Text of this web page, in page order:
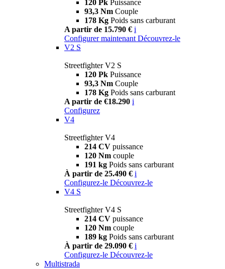
120 Pk Puissance
93,3 Nm Couple
178 Kg Poids sans carburant
A partir de 15.790 € i
Configurer maintenant Découvrez-le
V2 S
Streetfighter V2 S
120 Pk Puissance
93,3 Nm Couple
178 Kg Poids sans carburant
A partir de €18.290 i
Configurez
V4
Streetfighter V4
214 CV puissance
120 Nm couple
191 kg Poids sans carburant
À partir de 25.490 € i
Configurez-le Découvrez-le
V4 S
Streetfighter V4 S
214 CV puissance
120 Nm couple
189 kg Poids sans carburant
À partir de 29.090 € i
Configurez-le Découvrez-le
Multistrada